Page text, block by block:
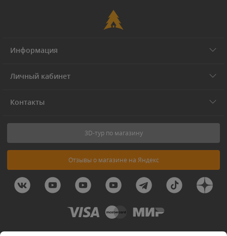
Информация
Личный кабинет
Контакты
3D-тур по магазину
Отзывы о магазине на Яндекс